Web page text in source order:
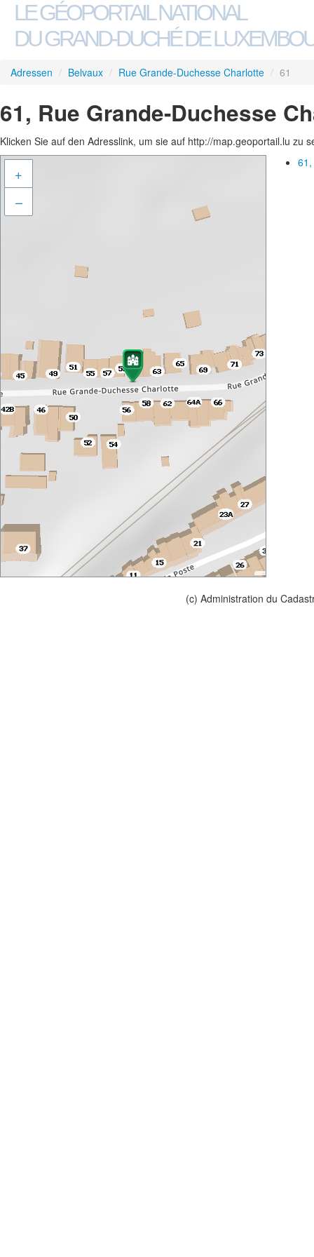
LE GÉOPORTAIL NATIONAL
DU GRAND-DUCHÉ DE
Adressen / Belvaux / Rue Grande-Duchesse Charlotte / 61
61, Rue Grande-Duchesse
Klicken Sie auf den Adresslink, um sie auf http://map.geoportail.lu zu
+
–
(c) Administration du